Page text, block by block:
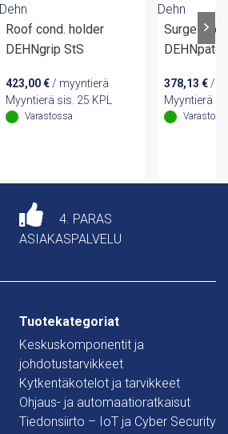
Dehn
Roof cond. holder
DEHNgrip StS
423,00€/ myyntierä
Myyntierä sis. 25 KPL
Varastossa
Dehn
Surge
DEHNpatch
378,13€ /
Myyntierä
4. PARAS
ASIAKASPALVELU
Tuotekategoriat
Keskuskomponentit ja
johdotustarvikkeet
Kytkentäkotelot ja tarvikkeet
Ohjaus- ja automaatioratkaisut
Tiedonsiirto – IoT ja Cyber Security